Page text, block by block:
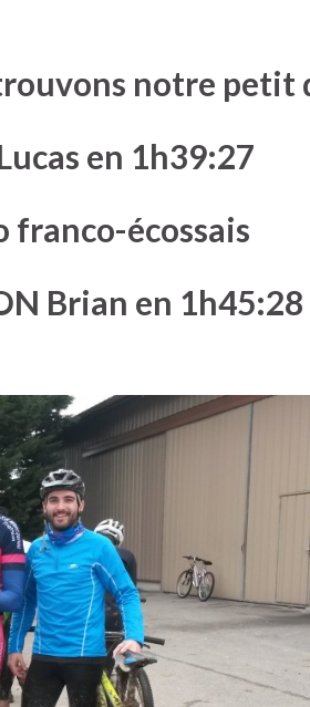
notre petit
en 1h39:27
franco-écossais
Brian en 1h45:28